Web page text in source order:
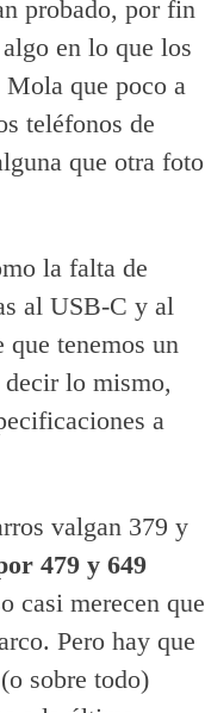
probado, por fin
en lo que los
que poco a
teléfonos de
que otra foto
la falta de
al USB-C y al
que tenemos un
lo mismo,
a
valgan 379 y
479 y 649
casi merecen que
Pero hay que
sobre todo)